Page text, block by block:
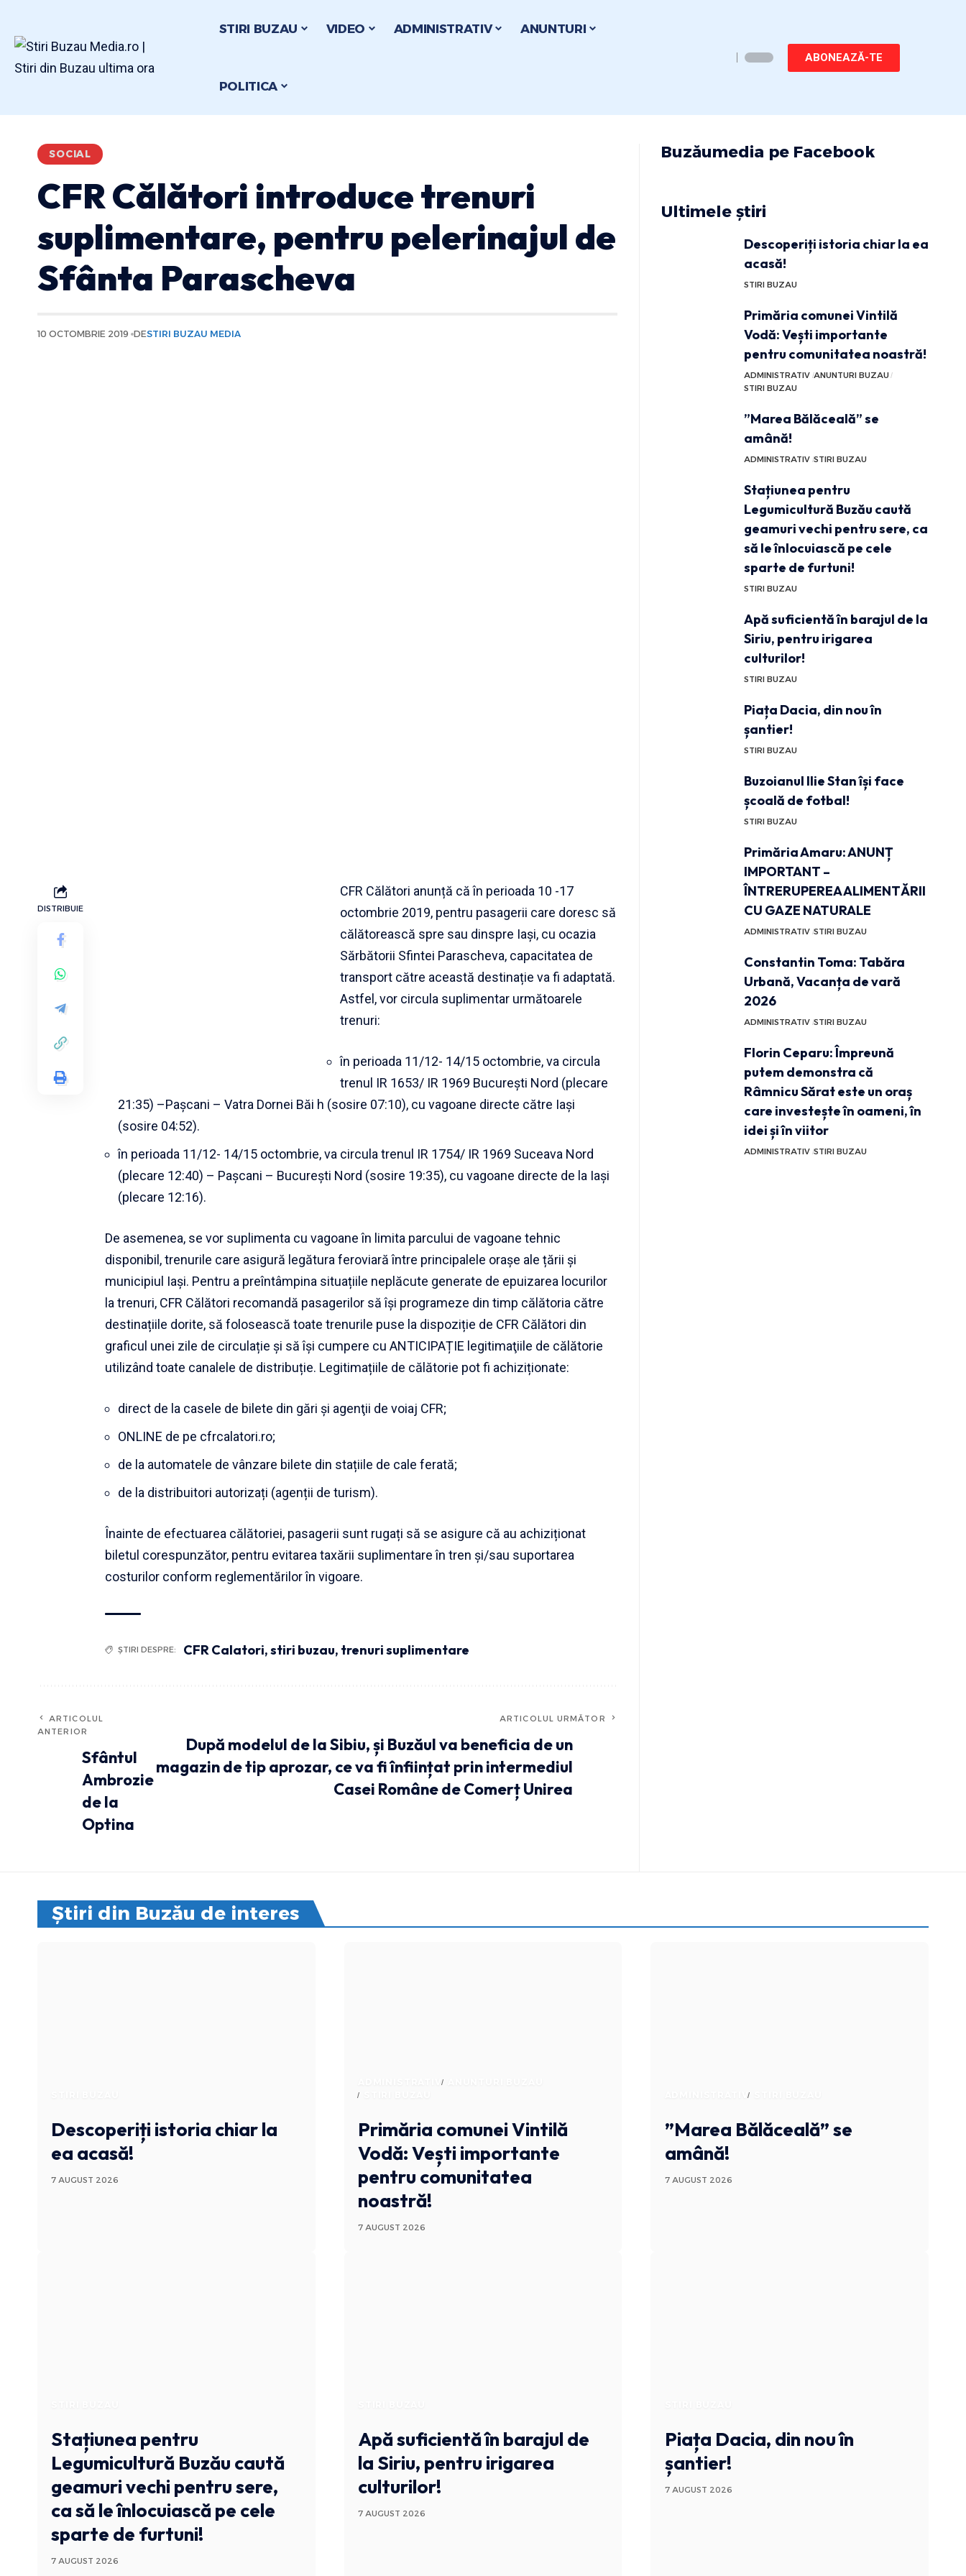
STIRI BUZAU VIDEO ADMINISTRATIV ANUNTURI
POLITICA
ABONEAZĂ-TE
SOCIAL
CFR Călători introduce trenuri
suplimentare, pentru pelerinajul de
Sfânta Parascheva
10 OCTOMBRIE 2019 DESTIRI BUZAU MEDIA
DISTRIBUIE
CFR Călători anunță că în perioada 10 -17
octombrie 2019, pentru pasagerii care doresc să
călătorească spre sau dinspre Iași, cu ocazia
Sărbătorii Sfintei Parascheva, capacitatea de
transport către această destinație va fi adaptată.
Astfel, vor circula suplimentar următoarele
trenuri:
în perioada 11/12- 14/15 octombrie, va circula
trenul IR 1653/ IR 1969 Bucureşti Nord (plecare
21:35) –Paşcani – Vatra Dornei Băi h (sosire 07:10), cu vagoane directe către Iași
(sosire 04:52).
în perioada 11/12- 14/15 octombrie, va circula trenul IR 1754/ IR 1969 Suceava Nord
(plecare 12:40) – Paşcani – Bucureşti Nord (sosire 19:35), cu vagoane directe de la Iaşi
(plecare 12:16).
De asemenea, se vor suplimenta cu vagoane în limita parcului de vagoane tehnic
disponibil, trenurile care asigură legătura feroviară între principalele orașe ale țării și
municipiul Iași. Pentru a preîntâmpina situațiile neplăcute generate de epuizarea locurilor
la trenuri, CFR Călători recomandă pasagerilor să își programeze din timp călătoria către
destinațiile dorite, să folosească toate trenurile puse la dispoziție de CFR Călători din
graficul unei zile de circulație și să îşi cumpere cu ANTICIPAȚIE legitimaţiile de călătorie
utilizând toate canalele de distribuție. Legitimațiile de călătorie pot fi achiziționate:
direct de la casele de bilete din gări și agenţii de voiaj CFR;
ONLINE de pe cfrcalatori.ro;
de la automatele de vânzare bilete din stațiile de cale ferată;
de la distribuitori autorizați (agenții de turism).
Înainte de efectuarea călătoriei, pasagerii sunt rugați să se asigure că au achiziționat
biletul corespunzător, pentru evitarea taxării suplimentare în tren și/sau suportarea
costurilor conform reglementărilor în vigoare.
ȘTIRI DESPRE: CFR Calatori,stiri buzau, trenuri suplimentare
ARTICOLUL
ANTERIOR
Sfântul
Ambrozie
de la
Optina
ARTICOLUL URMĂTOR
După modelul de la Sibiu, și Buzăul va beneficia de un
magazin de tip aprozar, ce va fi înființat prin intermediul
Casei Române de Comerț Unirea
Buzăumedia pe Facebook
Ultimele știri
Descoperiți istoria chiar la ea
acasă!
STIRI BUZAU
Primăria comunei Vintilă
Vodă: Vești importante
pentru comunitatea noastră!
ADMINISTRATIV ANUNTURI BUZAU
STIRI BUZAU
”Marea Bălăceală” se
amână!
ADMINISTRATIV STIRI BUZAU
Stațiunea pentru
Legumicultură Buzău caută
geamuri vechi pentru sere, ca
să le înlocuiască pe cele
sparte de furtuni!
STIRI BUZAU
Apă suficientă în barajul de la
Siriu, pentru irigarea
culturilor!
STIRI BUZAU
Piața Dacia, din nou în
șantier!
STIRI BUZAU
Buzoianul Ilie Stan își face
școală de fotbal!
STIRI BUZAU
Primăria Amaru: ANUNȚ
IMPORTANT –
ÎNTRERUPEREA ALIMENTĂRII
CU GAZE NATURALE
ADMINISTRATIV STIRI BUZAU
Constantin Toma: Tabăra
Urbană, Vacanța de vară
2026
ADMINISTRATIV STIRI BUZAU
Florin Ceparu: Împreună
putem demonstra că
Râmnicu Sărat este un oraș
care investește în oameni, în
idei și în viitor
ADMINISTRATIV STIRI BUZAU
Știri din Buzău de interes
Descoperiți istoria chiar la
ea acasă!
7 AUGUST 2026
ADMINISTRATIV
Primăria comunei Vintilă
Vodă: Vești importante
pentru comunitatea
noastră!
7 AUGUST 2026
ADMINISTRATIV
”Marea Bălăceală” se
amână!
7 AUGUST 2026
Stațiunea pentru
Legumicultură Buzău caută
geamuri vechi pentru sere,
ca să le înlocuiască pe cele
sparte de furtuni!
7 AUGUST 2026
Apă suficientă în barajul de
la Siriu, pentru irigarea
culturilor!
7 AUGUST 2026
Piața Dacia, din nou în
șantier!
7 AUGUST 2026